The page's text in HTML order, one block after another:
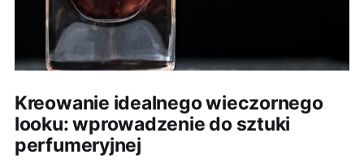
Kreowanie idealnego wieczornego
looku: wprowadzenie do sztuki
perfumeryjnej